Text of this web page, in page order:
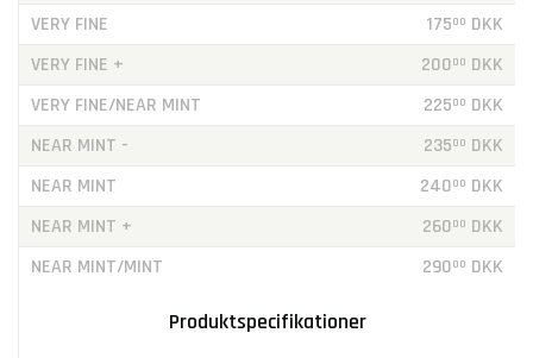
VERY FINE 17500 DKK
VERY FINE +
20000 DKK
VERY FINE/NEAR MINT
22500 DKK
NEAR MINT -
23500 DKK
NEAR MINT
24000 DKK
NEAR MINT +
26000 DKK
NEAR MINT/MINT
29000 DKK
Produktspecifikationer